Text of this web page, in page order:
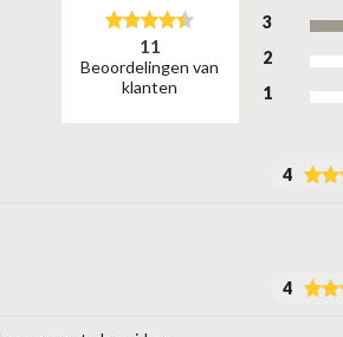
11
Beoordelingen van
klanten
3
2
1
4
4